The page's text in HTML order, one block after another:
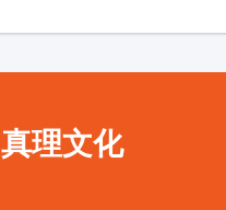
真理文化